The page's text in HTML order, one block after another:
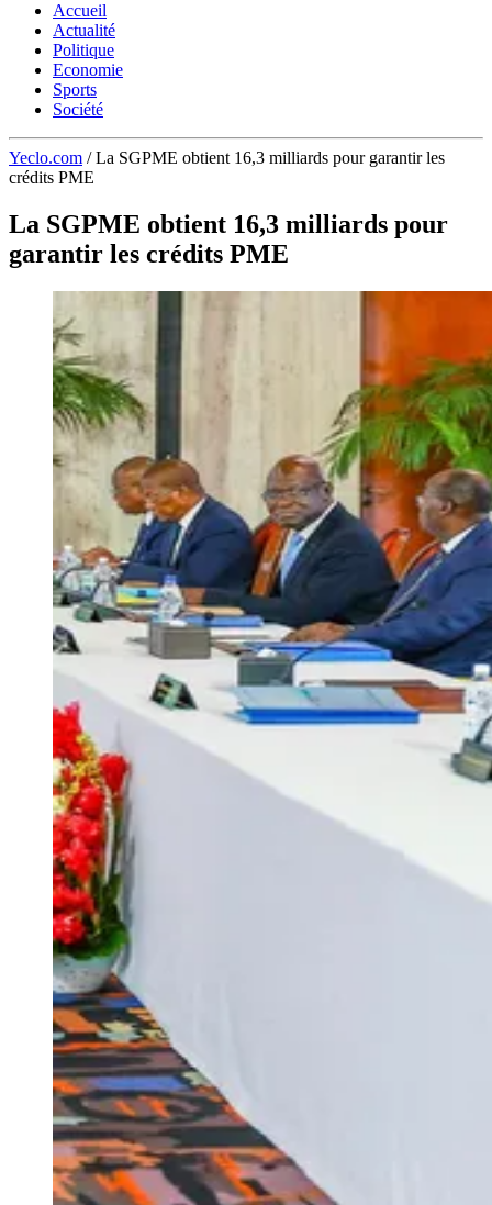
Accueil
Actualité
Politique
Economie
Sports
Société
Yeclo.com / La SGPME obtient 16,3 milliards pour garantir les
crédits PME
La SGPME obtient 16,3 milliards pour
garantir les crédits PME